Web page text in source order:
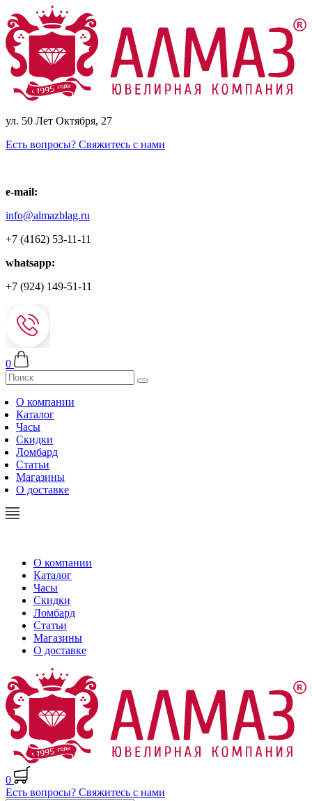
ул. 50 Лет Октября, 27
Есть вопросы? Свяжитесь с нами
e-mail:
info@almazblag.ru
+7 (4162) 53-11-11
whatsapp:
+7 (924) 149-51-11
0
О компании
Каталог
Часы
Скидки
Ломбард
Статьи
Магазины
О доставке
О компании
Каталог
Часы
Скидки
Ломбард
Статьи
Магазины
О доставке
0
Есть вопросы? Свяжитесь с нами